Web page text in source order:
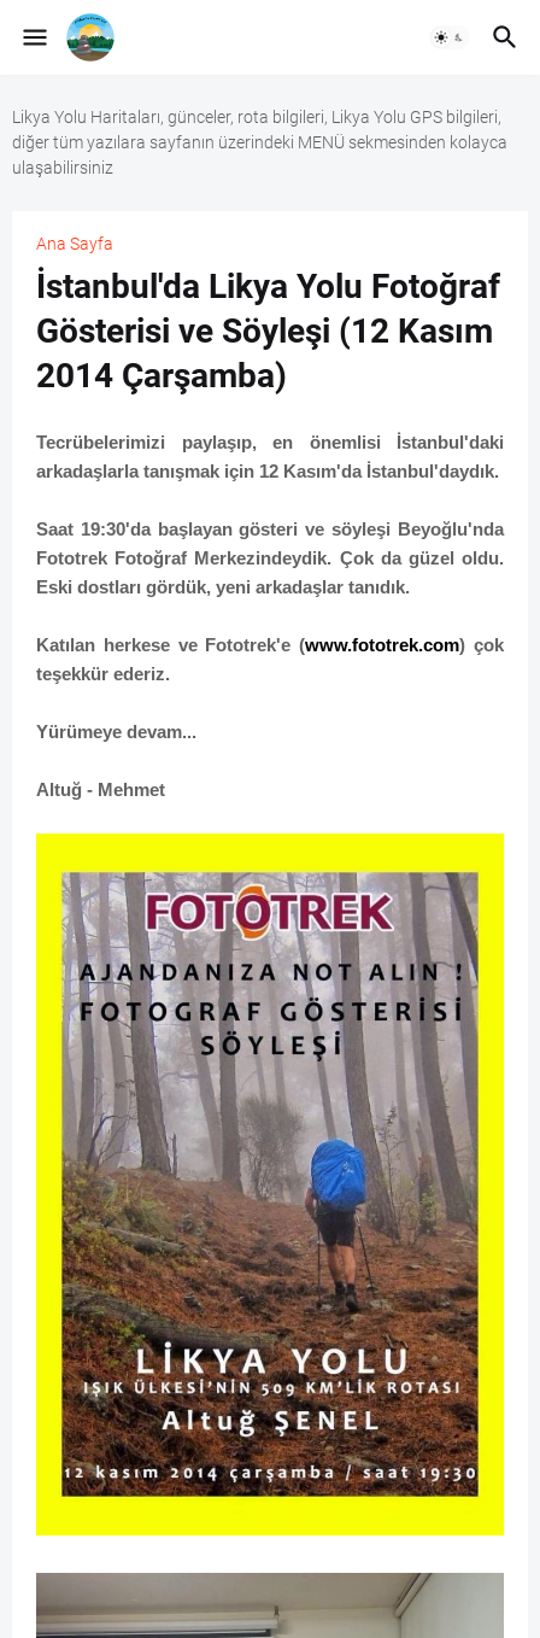
Likya Yolu Haritaları, günceler, rota bilgileri, Likya Yolu GPS bilgileri,
diğer tüm yazılara sayfanın üzerindeki MENÜ sekmesinden kolayca
ulaşabilirsiniz
Ana Sayfa
İstanbul'da Likya Yolu Fotoğraf
Gösterisi ve Söyleşi (12 Kasım
2014 Çarşamba)
Tecrübelerimizi paylaşıp, en önemlisi İstanbul'daki
arkadaşlarla tanışmak için 12 Kasım'da İstanbul'daydık.
Saat 19:30'da başlayan gösteri ve söyleşi Beyoğlu'nda
Fototrek Fotoğraf Merkezindeydik. Çok da güzel oldu.
Eski dostları gördük, yeni arkadaşlar tanıdık.
Katılan herkese ve Fototrek'e (www.fototrek.com)çok
teşekkür ederiz.
Yürümeye devam...
Altuğ - Mehmet